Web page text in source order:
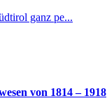
ganz pe...
von 1814 – 1918